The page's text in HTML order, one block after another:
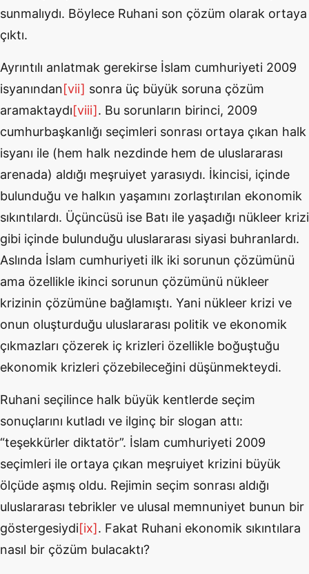
sunmalıydı. Böylece Ruhani son çözüm olarak ortaya
çıktı.
Ayrıntılı anlatmak gerekirse İslam cumhuriyeti 2009
isyanından[vii] sonra üç büyük soruna çözüm
aramaktaydı[viii]. Bu sorunların birinci, 2009
cumhurbaşkanlığı seçimleri sonrası ortaya çıkan halk
isyanı ile (hem halk nezdinde hem de uluslararası
arenada) aldığı meşruiyet yarasıydı. İkincisi, içinde
bulunduğu ve halkın yaşamını zorlaştırılan ekonomik
sıkıntılardı. Üçüncüsü ise Batı ile yaşadığı nükleer krizi
gibi içinde bulunduğu uluslararası siyasi buhranlardı.
Aslında İslam cumhuriyeti ilk iki sorunun çözümünü
ama özellikle ikinci sorunun çözümünü nükleer
krizinin çözümüne bağlamıştı. Yani nükleer krizi ve
onun oluşturduğu uluslararası politik ve ekonomik
çıkmazları çözerek iç krizleri özellikle boğuştuğu
ekonomik krizleri çözebileceğini düşünmekteydi.
Ruhani seçilince halk büyük kentlerde seçim
sonuçlarını kutladı ve ilginç bir slogan attı:
“teşekkürler diktatör”. İslam cumhuriyeti 2009
seçimleri ile ortaya çıkan meşruiyet krizini büyük
ölçüde aşmış oldu. Rejimin seçim sonrası aldığı
uluslararası tebrikler ve ulusal memnuniyet bunun bir
göstergesiydi[ix]. Fakat Ruhani ekonomik sıkıntılara
nasıl bir çözüm bulacaktı?